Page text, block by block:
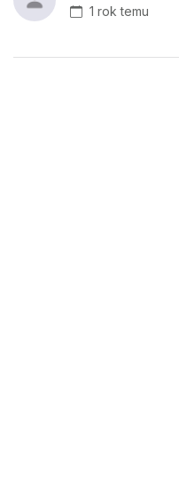
1 rok temu